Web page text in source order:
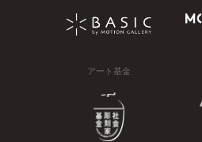
アート基金